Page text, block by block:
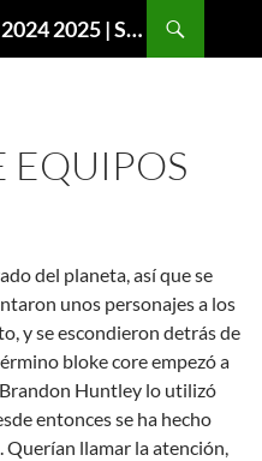
Chandal Atletico de Madrid 2024 2025 | SuperVigo
EQUIPOS
del planeta, así que se
unos personajes a los
y se escondieron detrás de
bloke core empezó a
Huntley lo utilizó
entonces se ha hecho
llamar la atención,